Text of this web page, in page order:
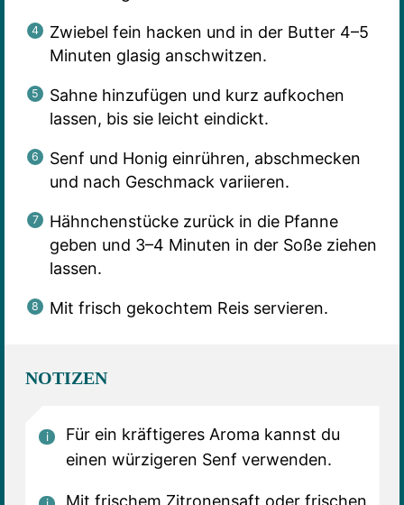
Zwiebel fein hacken und in der Butter 4–5
Minuten glasig anschwitzen.
Sahne hinzufügen und kurz aufkochen
lassen, bis sie leicht eindickt.
Senf und Honig einrühren, abschmecken
und nach Geschmack variieren.
Hähnchenstücke zurück in die Pfanne
geben und 3–4 Minuten in der Soße ziehen
lassen.
Mit frisch gekochtem Reis servieren.
NOTIZEN
Für ein kräftigeres Aroma kannst du
einen würzigeren Senf verwenden.
Mit frischem Zitronensaft oder frischen